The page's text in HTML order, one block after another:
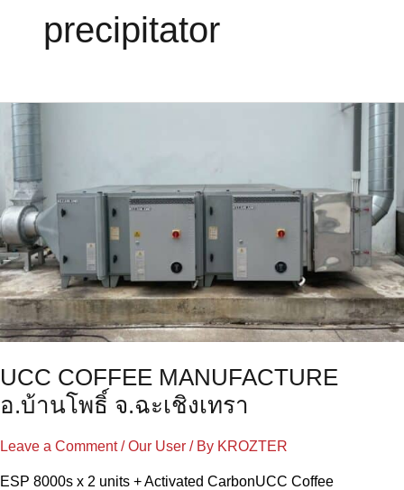
precipitator
UCC COFFEE MANUFACTURE
อ.บ้านโพธิ์ จ.ฉะเชิงเทรา
Leave a Comment /Our User / By KROZTER
ESP 8000s x 2 units + Activated CarbonUCC Coffee
UCC
COFFEE
MANUFACTURE
อ.บ้านโพธิ์
จ.ฉะเชิงเทรา